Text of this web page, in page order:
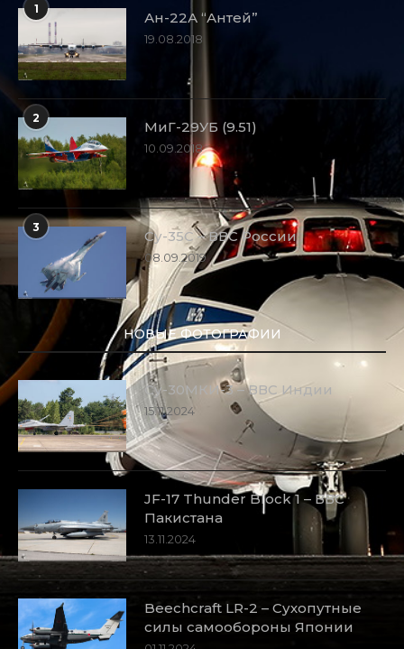
1
Ан-22А “Антей”
19.08.2018
2
МиГ-29УБ (9.51)
10.09.2018
3
Су-35С – ВВС России
08.09.2019
НОВЫЕ ФОТОГРАФИИ
Су-30МКИ-3 – ВВС Индии
15.11.2024
JF-17 Thunder Block 1 – ВВС
Пакистана
13.11.2024
Beechcraft LR-2 – Сухопутные
силы самообороны Японии